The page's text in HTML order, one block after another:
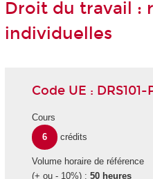
Droit du travail :
individuelles
Code UE : DRS101-
Cours
6
crédits
Volume horaire de référence
(+ ou - 10%) : 50 heures